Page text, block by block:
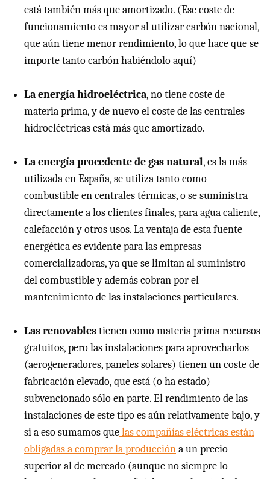
está también más que amortizado. (Ese coste de
funcionamiento es mayor al utilizar carbón nacional,
que aún tiene menor rendimiento, lo que hace que se
importe tanto carbón habiéndolo aquí)
La energía hidroeléctrica, no tiene coste de
materia prima, y de nuevo el coste de las centrales
hidroeléctricas está más que amortizado.
La energía procedente de gas natural, es la más
utilizada en España, se utiliza tanto como
combustible en centrales térmicas, o se suministra
directamente a los clientes finales, para agua caliente,
calefacción y otros usos. La ventaja de esta fuente
energética es evidente para las empresas
comercializadoras, ya que se limitan al suministro
del combustible y además cobran por el
mantenimiento de las instalaciones particulares.
Las renovablestienen como materia prima recursos
gratuitos, pero las instalaciones para aprovecharlos
(aerogeneradores, paneles solares) tienen un coste de
fabricación elevado, que está (o ha estado)
subvencionado sólo en parte. El rendimiento de las
instalaciones de este tipo es aún relativamente bajo, y
si a eso sumamos quelas compañías eléctricas están
obligadas a comprar la produccióna un precio
superior al de mercado (aunque no siempre lo